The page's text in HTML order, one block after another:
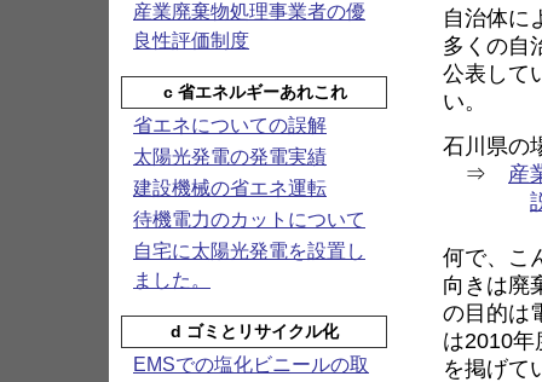
自治体に
多くの自
公表して
い。
石川県の
⇒ 産
何で、こ
向きは廃
の目的は
は2010年
を掲げて
産業廃棄物処理事業者の優
良性評価制度
c 省エネルギーあれこれ
省エネについての誤解
太陽光発電の発電実績
建設機械の省エネ運転
待機電力のカットについて
自宅に太陽光発電を設置し
ました。
d ゴミとリサイクル化
EMSでの塩化ビニールの取